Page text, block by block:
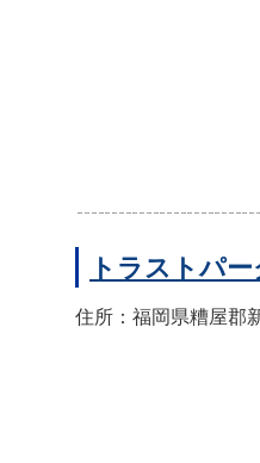
トラストパ
住所：福岡県糟屋郡